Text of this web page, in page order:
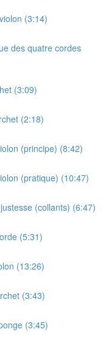
(3:14)
des quatre cordes
(3:09)
(2:18)
(principe) (8:42)
(pratique) (10:47)
(collants) (6:47)
(5:31)
(13:26)
(3:43)
(3:45)